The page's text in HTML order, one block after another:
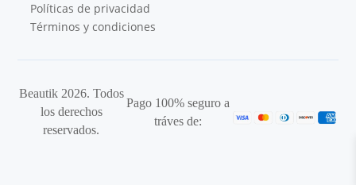
Políticas de privacidad
Términos y condiciones
Beautik 2026. Todos
los derechos
reservados.
Pago 100% seguro a
tráves de: